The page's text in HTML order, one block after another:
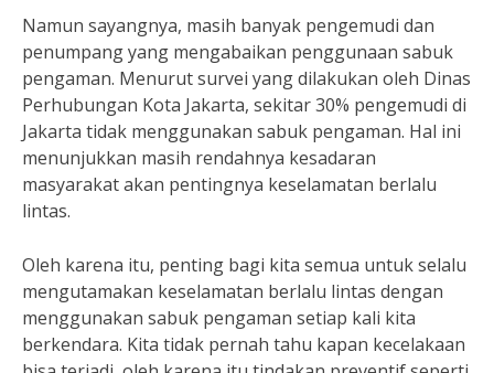
Namun sayangnya, masih banyak pengemudi dan
penumpang yang mengabaikan penggunaan sabuk
pengaman. Menurut survei yang dilakukan oleh Dinas
Perhubungan Kota Jakarta, sekitar 30% pengemudi di
Jakarta tidak menggunakan sabuk pengaman. Hal ini
menunjukkan masih rendahnya kesadaran
masyarakat akan pentingnya keselamatan berlalu
lintas.
Oleh karena itu, penting bagi kita semua untuk selalu
mengutamakan keselamatan berlalu lintas dengan
menggunakan sabuk pengaman setiap kali kita
berkendara. Kita tidak pernah tahu kapan kecelakaan